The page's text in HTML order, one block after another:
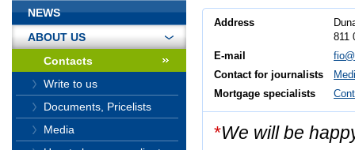
Address
811
E-mail
Contact for journalists
Mortgage specialists
*We will be
NEWS
ABOUT US
Contacts
Write to us
Documents, Pricelists
Media